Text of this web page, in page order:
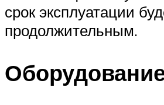
срок эксплуатации
продолжительным.